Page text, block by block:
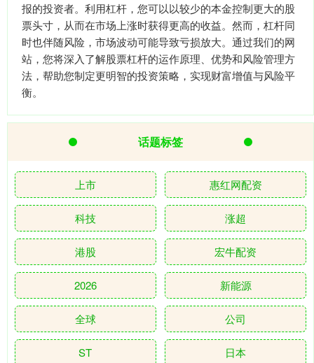
报的投资者。利用杠杆，您可以以较少的本金控制更大的股
票头寸，从而在市场上涨时获得更高的收益。然而，杠杆同
时也伴随风险，市场波动可能导致亏损放大。通过我们的网
站，您将深入了解股票杠杆的运作原理、优势和风险管理方
法，帮助您制定更明智的投资策略，实现财富增值与风险平
衡。
话题标签
上市 惠红网配资
科技 涨超
港股 宏牛配资
2026 新能源
全球 公司
ST 日本